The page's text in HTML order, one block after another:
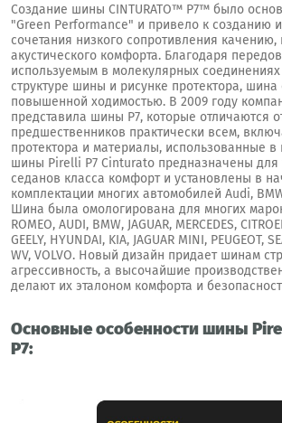
Создание шины CINTURATO™ P7™ было
"Green Performance" и привело к созданию
сочетания низкого сопротивления качению,
акустического комфорта. Благодаря
используемым в молекулярных
структуре шины и рисунке протектора, шина
повышенной ходимостью. В 2009 году
представила шины P7, которые отличаются
предшественников практически всем,
протектора и материалы, использованные в
шины Pirelli P7 Cinturato предназначены для
седанов класса комфорт и установлены в
комплектации многих автомобилей Audi,
Шина была омологирована для многих
ROMEO, AUDI, BMW, JAGUAR, MERCEDES,
GEELY, HYUNDAI, KIA, JAGUAR MINI, PEUGEOT,
WV, VOLVO. Новый дизайн придает шинам
агрессивность, а высочайшие
делают их эталоном комфорта и
Основные особенности шины
P7: